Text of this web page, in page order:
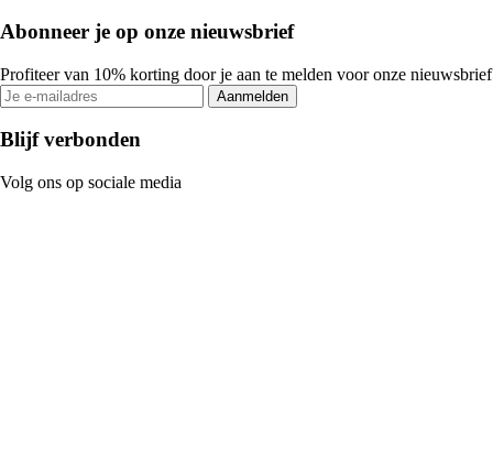
Abonneer je op onze nieuwsbrief
Profiteer van 10% korting door je aan te melden voor onze nieuwsbrief
Aanmelden
Blijf verbonden
Volg ons op sociale media